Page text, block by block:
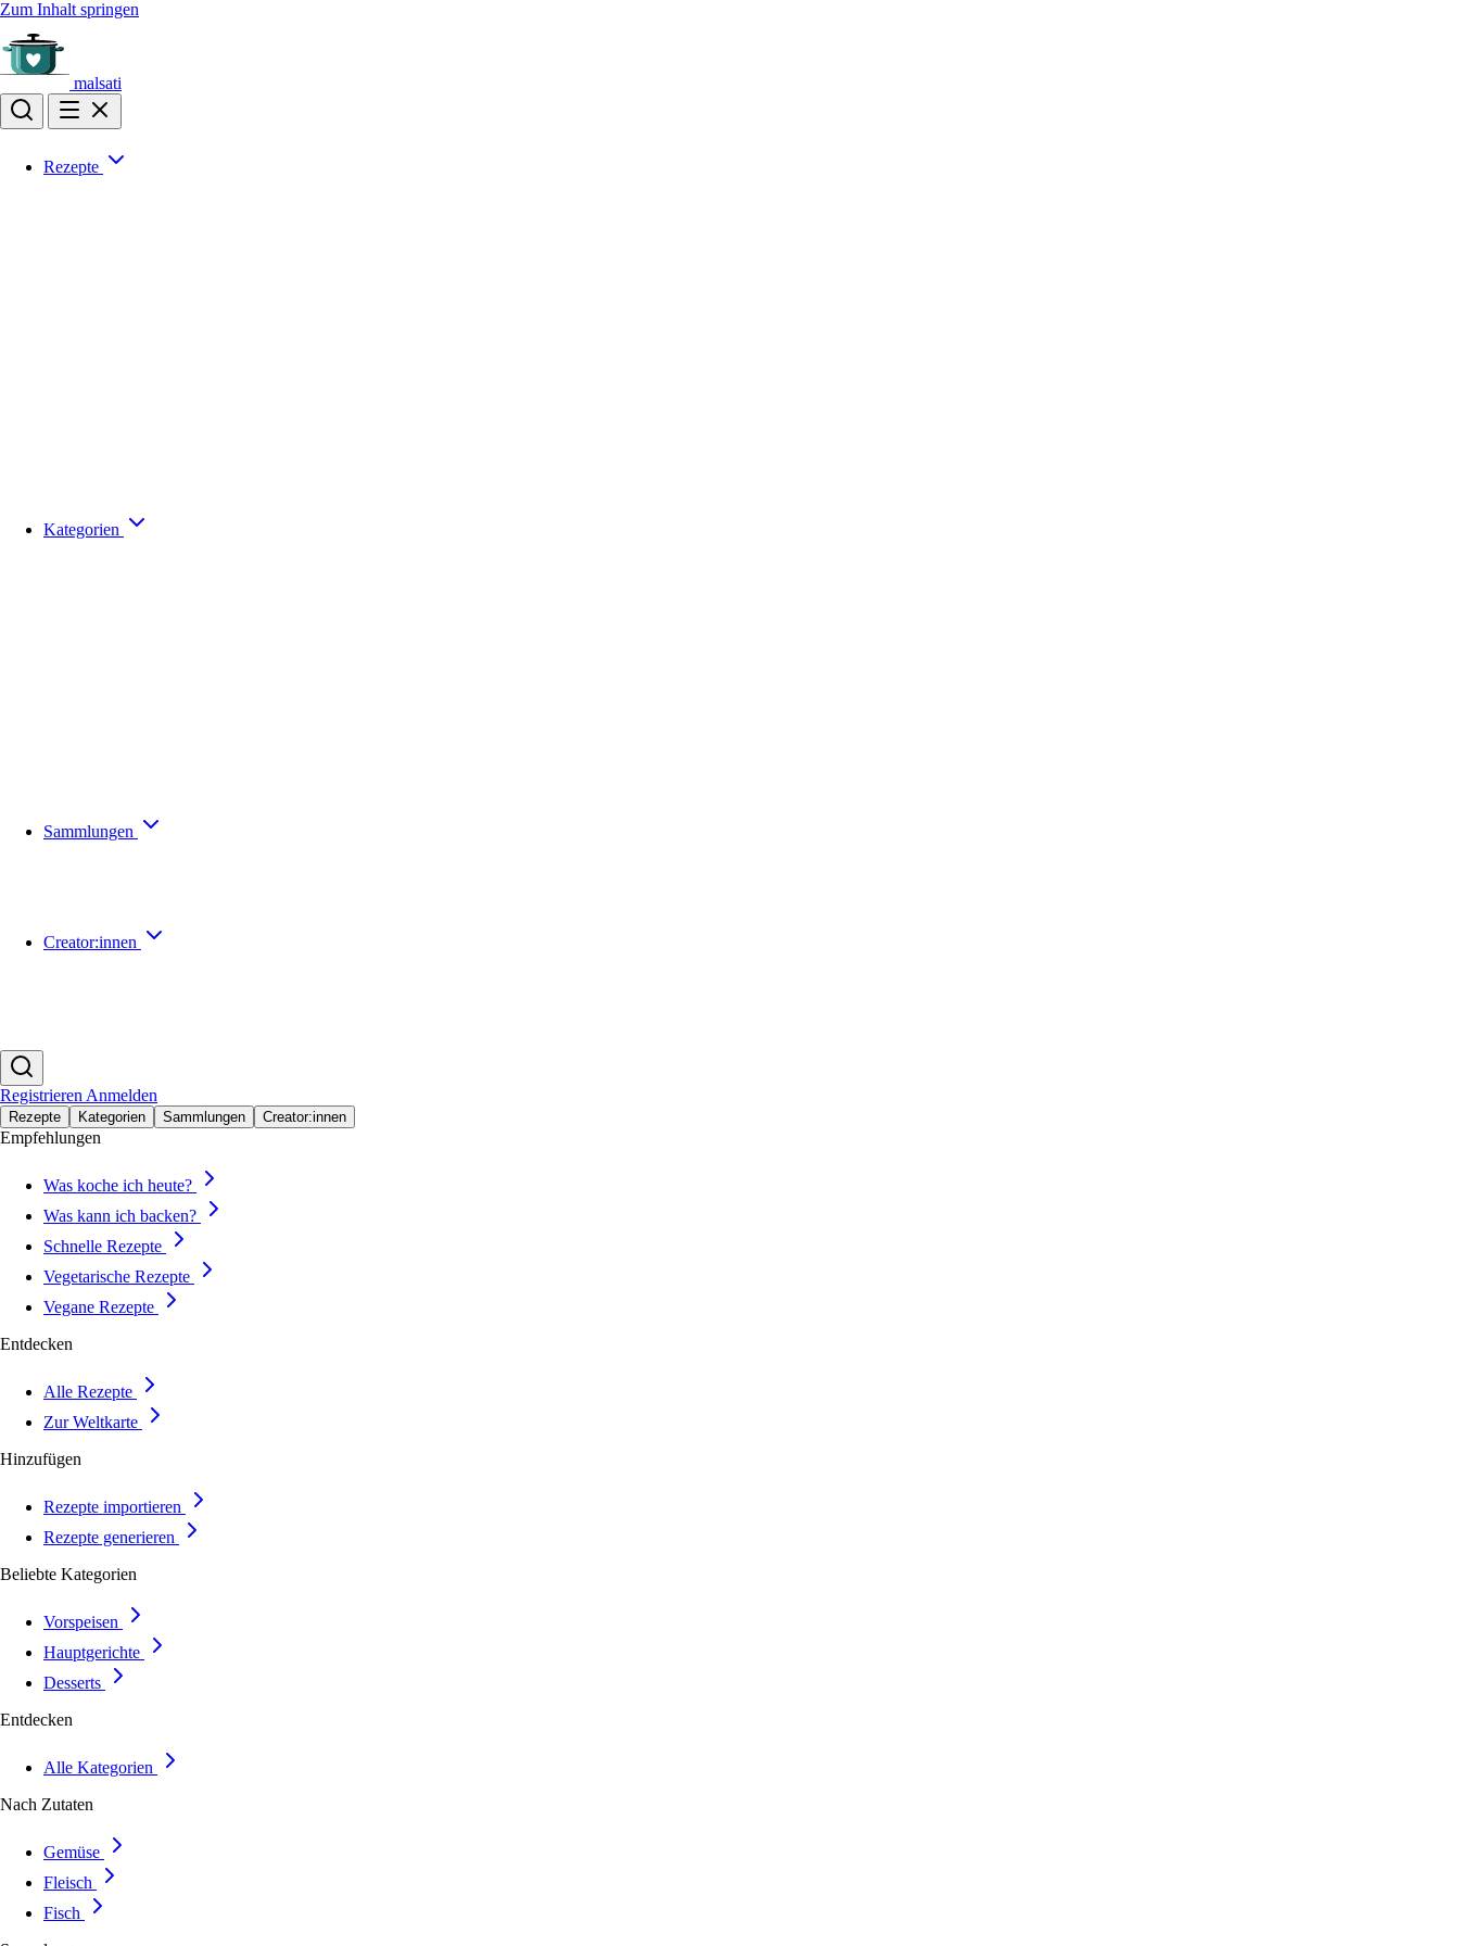
Zum Inhalt springen
malsati
Rezepte
Kategorien
Sammlungen
Creator:innen
Registrieren Anmelden
Rezepte Kategorien Sammlungen Creator:innen
Empfehlungen
Was koche ich heute?
Was kann ich backen?
Schnelle Rezepte
Vegetarische Rezepte
Vegane Rezepte
Entdecken
Alle Rezepte
Zur Weltkarte
Hinzufügen
Rezepte importieren
Rezepte generieren
Beliebte Kategorien
Vorspeisen
Hauptgerichte
Desserts
Entdecken
Alle Kategorien
Nach Zutaten
Gemüse
Fleisch
Fisch